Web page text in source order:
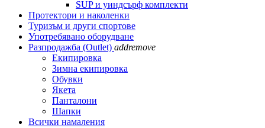
SUP и уиндсърф комплекти
Протектори и наколенки
Туризъм и други спортове
Употребявано оборудване
Разпродажба (Outlet) addremove
Екипировка
Зимна екипировка
Обувки
Якета
Панталони
Шапки
Всички намаления